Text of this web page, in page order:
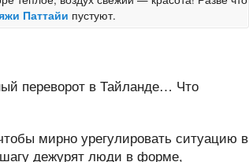
Паттайи пустуют.
переворот в Тайланде… Что
мирно урегулировать ситуацию в
шагу дежурят люди в форме,